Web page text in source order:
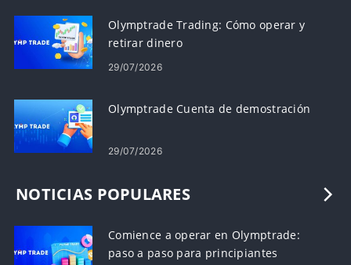
Olymptrade Trading: Cómo operar y
retirar dinero
29/07/2026
Olymptrade Cuenta de demostración
29/07/2026
NOTICIAS POPULARES
Comience a operar en Olymptrade:
paso a paso para principiantes